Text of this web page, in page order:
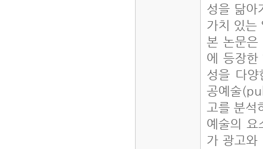
성을 닮아
가치 있는
본 논문은
에 등장
성을 다양
공예술
고를 분석
예술의 요
가 광고와